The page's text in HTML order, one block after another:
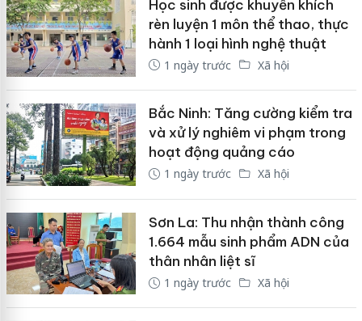
Học sinh được khuyến khích
rèn luyện 1 môn thể thao, thực
hành 1 loại hình nghệ thuật
1 ngày trước Xã hội
Bắc Ninh: Tăng cường kiểm tra
và xử lý nghiêm vi phạm trong
hoạt động quảng cáo
1 ngày trước Xã hội
Sơn La: Thu nhận thành công
1.664 mẫu sinh phẩm ADN của
thân nhân liệt sĩ
1 ngày trước Xã hội